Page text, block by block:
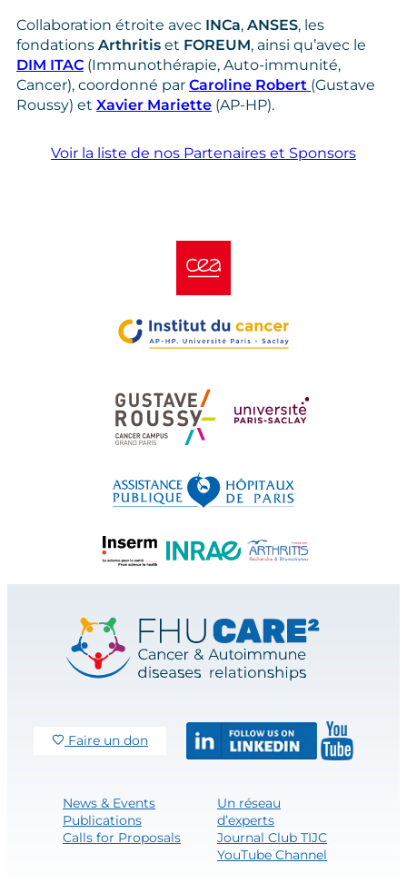
Collaboration étroite avec INCa, ANSES, les
fondations Arthritis et FOREUM, ainsi qu’avec le
DIM ITAC (Immunothérapie, Auto‑immunité,
Cancer), coordonné par Caroline Robert (Gustave
Roussy) et Xavier Mariette (AP‑HP).
Voir la liste de nos Partenaires et Sponsors
Faire un don
News & Events
Publications
Calls for Proposals
Un réseau
d’experts
Journal Club TIJC
YouTube Channel